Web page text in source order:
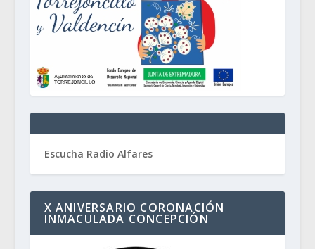
Escucha Radio Alfares
X ANIVERSARIO CORONACIÓN
INMACULADA CONCEPCIÓN